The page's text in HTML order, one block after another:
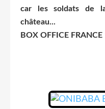
car les soldats de
château...
BOX OFFICE